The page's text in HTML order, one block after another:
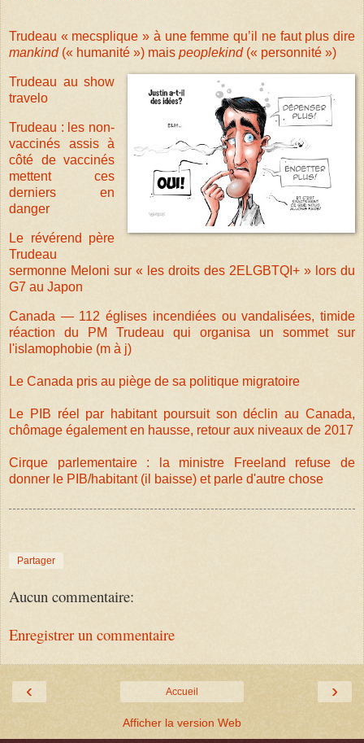
Trudeau « mecsplique » à une femme qu’il ne faut plus dire
mankind(« humanité ») mais peoplekind(« personnité »)
Trudeau au show
travelo
Trudeau : les non-
vaccinés assis à
côté de vaccinés
mettent ces
derniers en
danger
Le révérend père
Trudeau
sermonne Meloni sur « les droits des 2ELGBTQI+ » lors du
G7 au Japon
Canada — 112 églises incendiées ou vandalisées, timide
réaction du PM Trudeau qui organisa un sommet sur
l'islamophobie (m à j)
Le Canada pris au piège de sa politique migratoire
Le PIB réel par habitant poursuit son déclin au Canada,
chômage également en hausse, retour aux niveaux de 2017
Cirque parlementaire : la ministre Freeland refuse de
donner le PIB/habitant (il baisse) et parle d'autre chose
Partager
Aucun commentaire:
Enregistrer un commentaire
‹ ›
Accueil
Afficher la version Web